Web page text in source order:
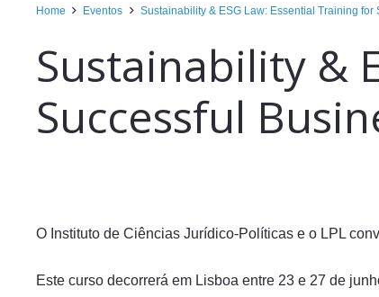
Home Eventos Sustainability & ESG Law: Essential Training
Sustainability &
Successful
O Instituto de Ciências Jurídico-Políticas e o LPL
Este curso decorrerá em Lisboa entre 23 e 27 de